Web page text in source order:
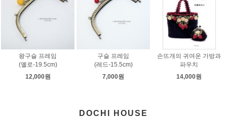
왕구슬 프레임
(옐로-19.5cm)
12,000원
구슬 프레임
(레드-15.5cm)
7,000원
손뜨개의 귀여운 가방과
파우치
14,000원
DOCHI HOUSE